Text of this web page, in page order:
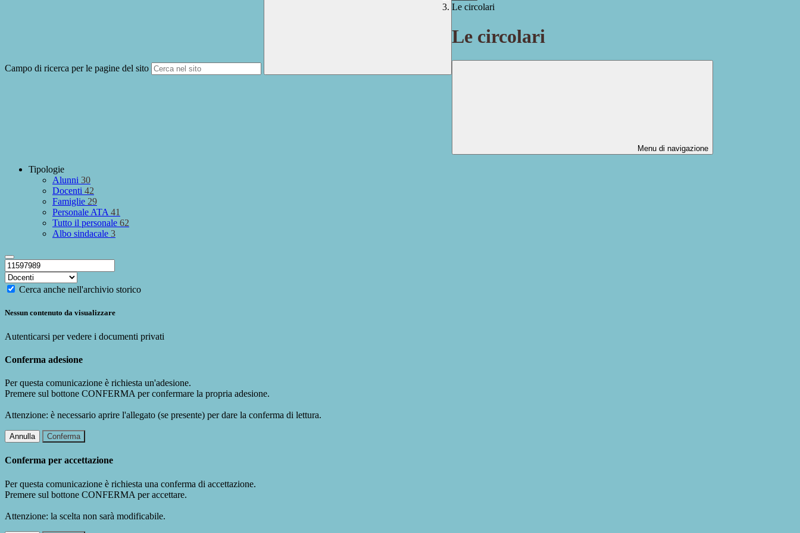
Campo di ricerca per le pagine del sito
Le circolari
Le circolari
Menu di navigazione
Tipologie
Alunni 30
Docenti 42
Famiglie 29
Personale ATA 41
Tutto il personale 62
Albo sindacale 3
Cerca anche nell'archivio storico
Nessun contenuto da visualizzare
Autenticarsi per vedere i documenti privati
Conferma adesione
Per questa comunicazione è richiesta un'adesione.
Premere sul bottone CONFERMA per confermare la propria adesione.
Attenzione: è necessario aprire l'allegato (se presente) per dare la conferma di lettura.
Annulla Conferma
Conferma per accettazione
Per questa comunicazione è richiesta una conferma di accettazione.
Premere sul bottone CONFERMA per accettare.
Attenzione: la scelta non sarà modificabile.